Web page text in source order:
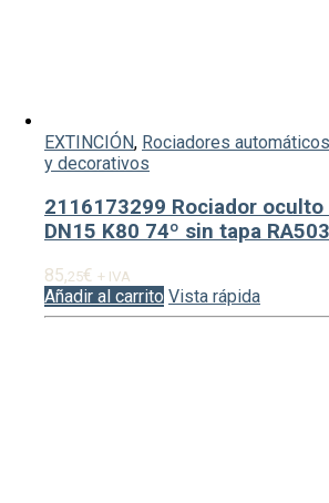
EXTINCIÓN, Rociadores automáticos
y decorativos
2116173299 Rociador oculto
DN15 K80 74º sin tapa
85,25€ + IVA
Añadir al carrito Vista rápida